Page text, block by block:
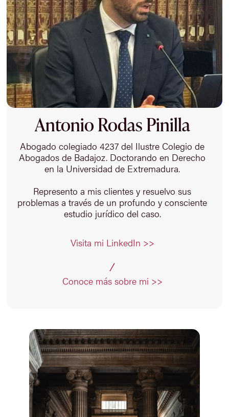
Antonio Rodas Pinilla
Abogado colegiado 4237 del Ilustre Colegio de
Abogados de Badajoz. Doctorando en Derecho
en la Universidad de Extremadura.
Represento a mis clientes y resuelvo sus
problemas a través de un profundo y consciente
estudio jurídico del caso.
Visita mi LinkedIn >>
Conoce más sobre mi >>